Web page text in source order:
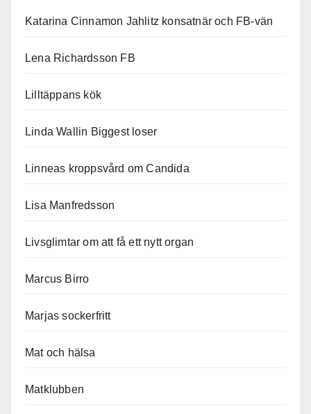
Katarina Cinnamon Jahlitz konsatnär och FB-vän
Lena Richardsson FB
Lilltäppans kök
Linda Wallin Biggest loser
Linneas kroppsvård om Candida
Lisa Manfredsson
Livsglimtar om att få ett nytt organ
Marcus Birro
Marjas sockerfritt
Mat och hälsa
Matklubben